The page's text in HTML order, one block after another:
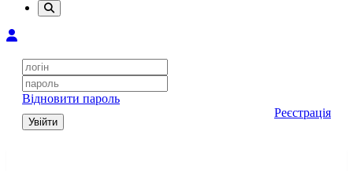
Відновити пароль
Увійти
Реєстрація